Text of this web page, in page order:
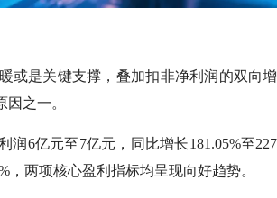
或是关键支撑，叠加扣非净利润的双向
之一。
6亿元至7亿元，同比增长181.05%至
，两项核心盈利指标均呈现向好趋势。